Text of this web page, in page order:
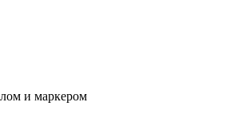
и маркером